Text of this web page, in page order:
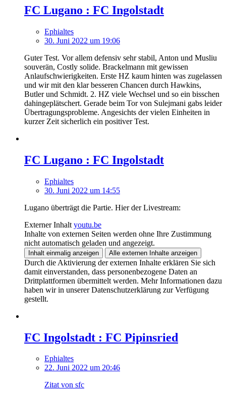
FC Lugano : FC Ingolstadt
Ephialtes
30. Juni 2022 um 19:06
Guter Test. Vor allem defensiv sehr stabil, Anton und Musliu
souverän, Costly solide. Brackelmann mit gewissen
Anlaufschwierigkeiten. Erste HZ kaum hinten was zugelassen
und wir mit den klar besseren Chancen durch Hawkins,
Butler und Schmidt. 2. HZ viele Wechsel und so ein bisschen
dahingeplätschert. Gerade beim Tor von Sulejmani gabs leider
Übertragungsprobleme. Angesichts der vielen Einheiten in
kurzer Zeit sicherlich ein positiver Test.
FC Lugano : FC Ingolstadt
Ephialtes
30. Juni 2022 um 14:55
Lugano überträgt die Partie. Hier der Livestream:
Externer Inhalt youtu.be
Inhalte von externen Seiten werden ohne Ihre Zustimmung
nicht automatisch geladen und angezeigt.
Inhalt einmalig anzeigen Alle externen Inhalte anzeigen
Durch die Aktivierung der externen Inhalte erklären Sie sich
damit einverstanden, dass personenbezogene Daten an
Drittplattformen übermittelt werden. Mehr Informationen dazu
haben wir in unserer Datenschutzerklärung zur Verfügung
gestellt.
FC Ingolstadt : FC Pipinsried
Ephialtes
22. Juni 2022 um 20:46
Zitat von sfc